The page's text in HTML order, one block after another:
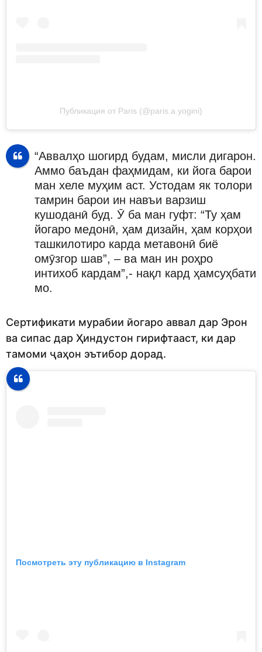
Публикация от Paris (@paris.a.yogini)
“Аввалҳо шогирд будам, мисли дигарон.
Аммо баъдан фаҳмидам, ки йога барои
ман хеле муҳим аст. Устодам як толори
тамрин барои ин навъи варзиш
кушоданӣ буд. Ӯ ба ман гуфт: “Ту ҳам
йогаро медонӣ, ҳам дизайн, ҳам корҳои
ташкилотиро карда метавонӣ биё
омӯзгор шав”, – ва ман ин роҳро
интихоб кардам”,- нақл кард ҳамсуҳбати
мо.
Сертификати мурабии йогаро аввал дар Эрон
ва сипас дар Ҳиндустон гирифтааст, ки дар
тамоми ҷаҳон эътибор дорад.
Посмотреть эту публикацию в Instagram